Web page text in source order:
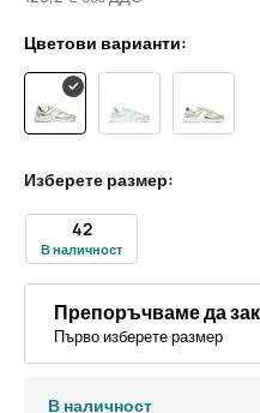
Цветови варианти:
Изберете размер:
42
В наличност
Препоръчваме да
Първо изберете размер
В наличност